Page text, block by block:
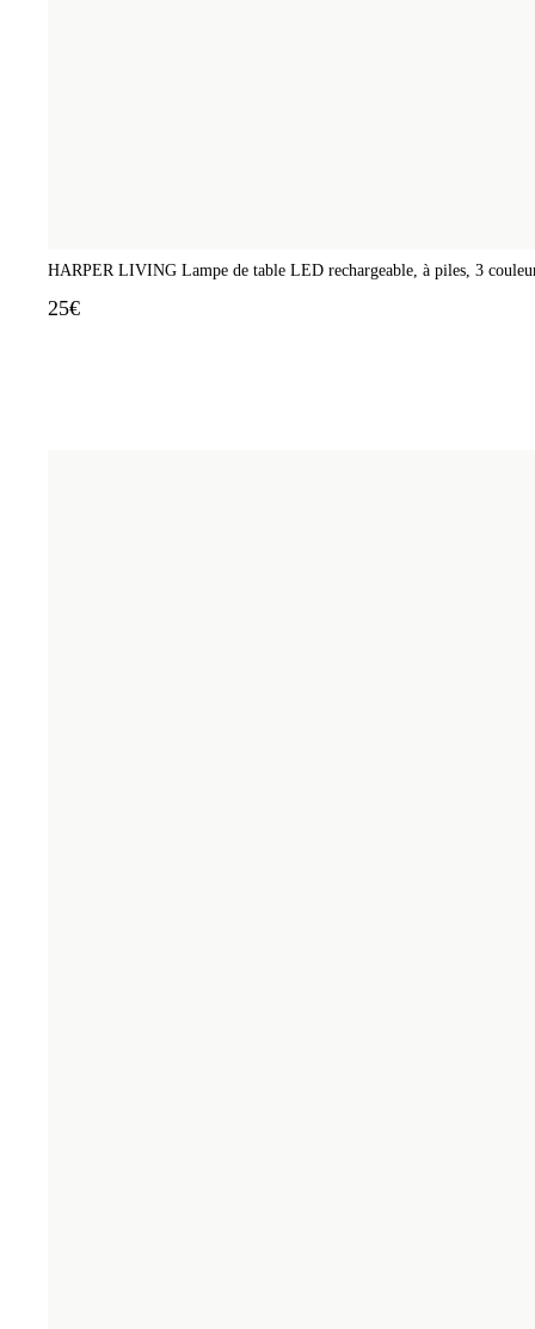
HARPER LIVING Lampe de table LED rechargeable, à piles, 3
25€